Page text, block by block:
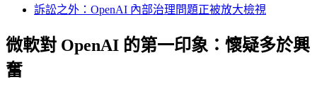
訴訟之外：OpenAI 內部治理問題正被放大檢視
微軟對 OpenAI 的第一印象：懷疑多於興
奮